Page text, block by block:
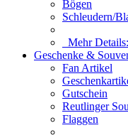
Bögen
Schleudern/
Mehr Details:
Geschenke &
Fan Artikel
Gutschein
Reutlinger
Flaggen